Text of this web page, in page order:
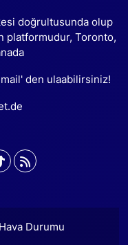
doğrultusunda olup
platformudur, Toronto,
den ulaabilirsiniz!
Hava Durumu